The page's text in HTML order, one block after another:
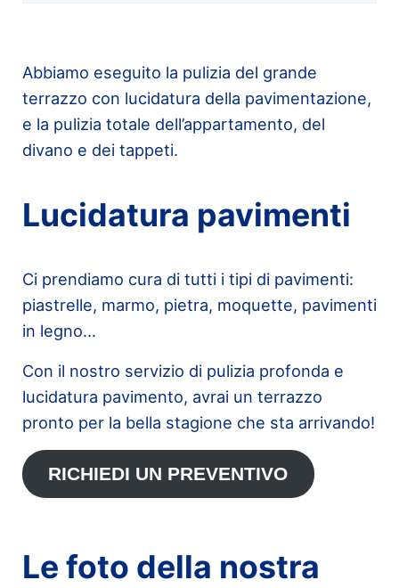
Abbiamo eseguito la pulizia del grande
terrazzo con lucidatura della pavimentazione,
e la pulizia totale dell’appartamento, del
divano e dei tappeti.
Lucidatura pavimenti
Ci prendiamo cura di tutti i tipi di pavimenti:
piastrelle, marmo, pietra, moquette, pavimenti
in legno…
Con il nostro servizio di pulizia profonda e
lucidatura pavimento, avrai un terrazzo
pronto per la bella stagione che sta arrivando!
RICHIEDI UN PREVENTIVO
Le foto della nostra